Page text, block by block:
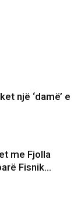
një ‘damë’ e
me Fjolla
Fisnik...